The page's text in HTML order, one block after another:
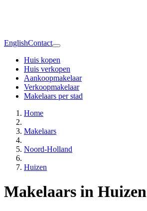
EnglishContact
Huis kopen
Huis verkopen
Aankoopmakelaar
Verkoopmakelaar
Makelaars per stad
Home
Makelaars
Noord-Holland
Huizen
Makelaars in Huizen